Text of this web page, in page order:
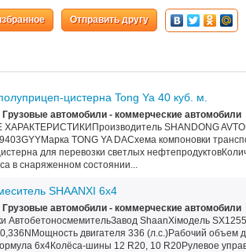
Отправить другу
цистерна Tong Ya 40 куб. м.
Грузовые автомобили - коммерческие автомобили
SHANDONG
TONG YA DAСхема компоновки
для перевозки светлых
в снаряженном состоянии...
SHAANXI 6x4
Грузовые автомобили - коммерческие автомобили
АвтобетоносмемительЗавод ShaanXiмодель
двигателя 336 (л.с.)Рабочий объем
6x4Колёса-шины 12 R20, 10 R20Рулевое